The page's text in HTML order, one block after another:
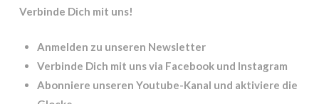
Verbinde Dich mit uns!
Anmelden zu unseren Newsletter
Verbinde Dich mit uns via Facebook und Instagram
Abonniere unseren Youtube-Kanal und aktiviere die